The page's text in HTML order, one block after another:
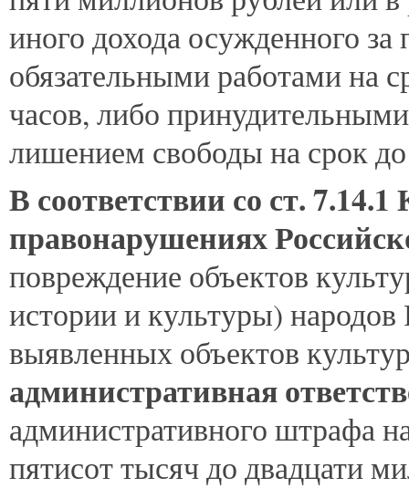
иного дохода осужденного
обязательными работами на
часов, либо
лишением свободы на срок
В соответствии со ст.
правонарушениях
повреждение объектов
истории и культуры)
выявленных объектов
административная
административного штрафа
пятисот тысяч до двадцати